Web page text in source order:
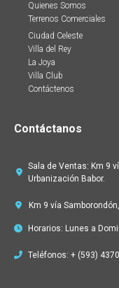
Quienes Somos
Terrenos Comerciales
Ciudad Celeste
Villa del Rey
La Joya
Villa Club
Contáctenos
Contáctanos
Sala de Ventas: Km 9
Urbanización Babor.
Km 9 vía
Horarios: Lunes a
Teléfonos: + (593)